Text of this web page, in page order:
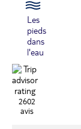
Les
pieds
dans
l'eau
2602
avis